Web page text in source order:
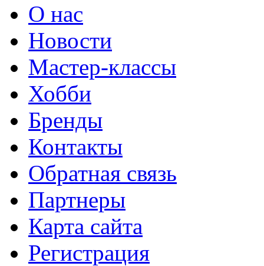
О нас
Новости
Мастер-классы
Хобби
Бренды
Контакты
Обратная связь
Партнеры
Карта сайта
Регистрация